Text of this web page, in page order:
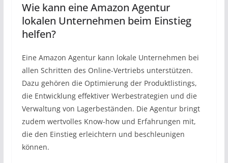
Wie kann eine Amazon Agentur
lokalen Unternehmen beim Einstieg
helfen?
Eine Amazon Agentur kann lokale Unternehmen bei
allen Schritten des Online-Vertriebs unterstützen.
Dazu gehören die Optimierung der Produktlistings,
die Entwicklung effektiver Werbestrategien und die
Verwaltung von Lagerbeständen. Die Agentur bringt
zudem wertvolles Know-how und Erfahrungen mit,
die den Einstieg erleichtern und beschleunigen
können.